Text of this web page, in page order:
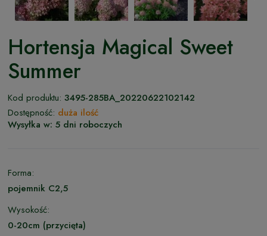
Hortensja Magical Sweet
Summer
Kod produktu: 3495-285BA_20220622102142
Dostępność: duża ilość
Wysyłka w: 5 dni roboczych
Forma:
pojemnik C2,5
Wysokość:
0-20cm (przycięta)